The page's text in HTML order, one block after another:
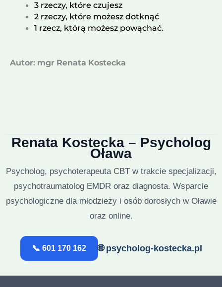
3 rzeczy, które czujesz
2 rzeczy, które możesz dotknąć
1 rzecz, którą możesz powąchać.
Autor: mgr Renata Kostecka
Renata Kostecka – Psycholog
Oława
Psycholog, psychoterapeuta CBT w trakcie specjalizacji,
psychotraumatolog EMDR oraz diagnosta. Wsparcie
psychologiczne dla młodzieży i osób dorosłych w Oławie
oraz online.
📞 601 170 162 🌐 psycholog-kostecka.pl